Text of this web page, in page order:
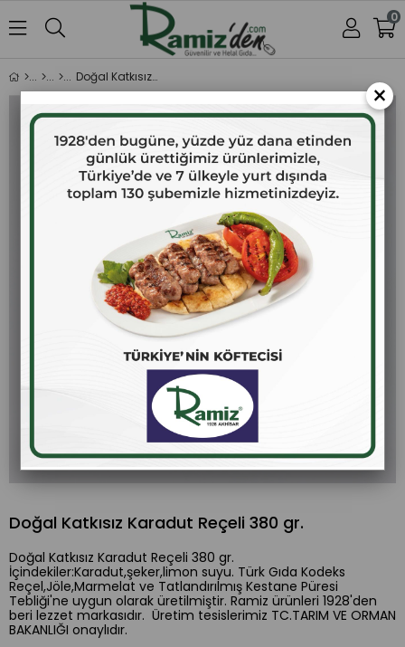
0
Doğal Katkısız Karadut Reçeli 380 gr.
Doğal Katkısız Karadut Reçeli 380 gr.
Doğal Katkısız Karadut Reçeli 380 gr.
İçindekiler:Karadut,şeker,limon suyu. Türk Gıda Kodeks
Reçel,Jöle,Marmelat ve Tatlandırılmış Kestane Püresi
Tebliği'ne uygun olarak üretilmiştir. Ramiz ürünleri 1928'den
beri lezzet markasıdır. Üretim tesislerimiz TC.TARIM VE ORMAN
BAKANLIĞI onaylıdır.
×